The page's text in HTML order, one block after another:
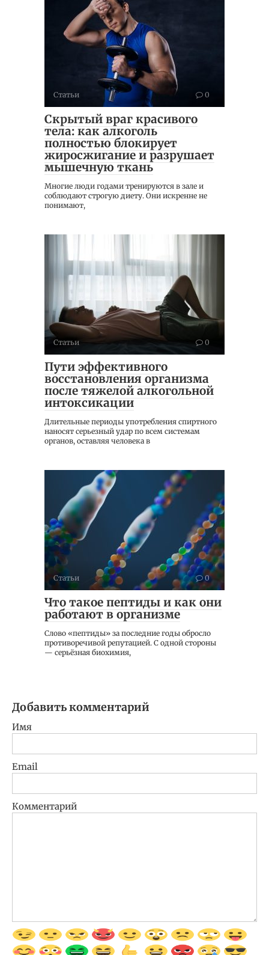
Статьи 0
Скрытый враг красивого
тела: как алкоголь
полностью блокирует
жиросжигание и разрушает
мышечную ткань
Многие люди годами тренируются в зале и
соблюдают строгую диету. Они искренне не
понимают,
Статьи 0
Пути эффективного
восстановления организма
после тяжелой алкогольной
интоксикации
Длительные периоды употребления спиртного
наносят серьезный удар по всем системам
органов, оставляя человека в
Статьи 0
Что такое пептиды и как они
работают в организме
Слово «пептиды» за последние годы обросло
противоречивой репутацией. С одной стороны
— серьёзная биохимия,
Добавить комментарий
Имя
Email
Комментарий